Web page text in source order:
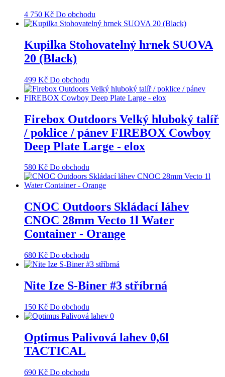
4 750 Kč Do obchodu
Kupilka Stohovatelný hrnek SUOVA
20 (Black)
499 Kč Do obchodu
Firebox Outdoors Velký hluboký talíř
/ poklice / pánev FIREBOX Cowboy
Deep Plate Large - elox
580 Kč Do obchodu
CNOC Outdoors Skládací láhev
CNOC 28mm Vecto 1l Water
Container - Orange
680 Kč Do obchodu
Nite Ize S-Biner #3 stříbrná
150 Kč Do obchodu
Optimus Palivová lahev 0,6l
TACTICAL
690 Kč Do obchodu